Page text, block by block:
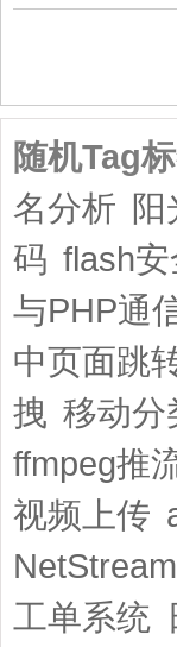
随机Tag
名分析 阳
码 flash
与PHP通
中页面跳
拽 移动分
ffmpeg推
视频上传
工单系统